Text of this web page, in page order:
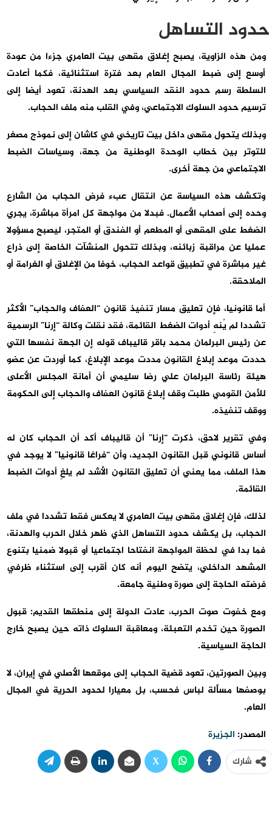
حدود التساهل
ومن هذه الزاوية، يصبح إغلاق مقهى بيت العامري جزءا من عودة
أوسع إلى ضبط المجال العام بعد فترة استثنائية، فكما أعادت
السلطة رسم حدود النقد السياسي بعد الهدنة، تعود أيضا إلى
ترسيم حدود السلوك الاجتماعي، وفي القلب منه ملف الحجاب.
وبذلك يتحول مقهى داخل بيت تاريخي في كاشان إلى نموذج مصغر
للتوتر بين خطاب الوحدة الوطنية من جهة، وسياسات الضبط
الاجتماعي من جهة أخرى.
وتكشف هذه السياسة عن انتقال عبء فرض الحجاب من الشارع
وحده إلى أصحاب الأعمال. فبدلا من مواجهة كل امرأة مباشرة، يجري
الضغط على المقهى أو المطعم أو الفندق أو المتجر، ليصبح مسؤولا
عمليا عن مراقبة زبائنه، وبذلك تتحول المنشآت الخاصة إلى ذراع
غير مباشرة في تطبيق قواعد الحجاب، خوفا من الإغلاق أو الغرامة أو
الملاحقة.
أما قانونيا، فإن تعليق مسار تنفيذ قانون “العفاف والحجاب” الأكثر
تشددا لم يُنهِ أدوات الضغط القائمة، فقد نقلت وكالة “إرنا” الرسمية
عن رئيس البرلمان محمد باقر قاليباف قوله إن الجهة نفسها التي
حددت موعد إبلاغ القانون مددت موعد الإبلاغ، كما أوردت عن عضو
هيئة رئاسة البرلمان علي رضا سليمي أن أمانة المجلس الأعلى
للأمن القومي طلبت وقف إبلاغ قانون العفاف والحجاب إلى الحكومة
ووقف تنفيذه.
وفي تقرير لاحق، ذكرت “إرنا” أن قاليباف أكد أن الحجاب كان له
أساس قانوني قبل القانون الجديد، وأن “فراغا قانونيا” لا يوجد في
هذا الملف، مما يعني أن تعليق القانون الأشد لم يلغِ أدوات الضبط
القائمة.
لذلك، فإن إغلاق مقهى بيت العامري لا يعكس فقط تشددا في ملف
الحجاب، بل يكشف حدود التساهل الذي ظهر خلال الحرب والهدنة،
فما بدا في لحظة المواجهة انفتاحا اجتماعيا أو قبولا ضمنيا بتنوع
المشهد الداخلي، يتضح اليوم أنه كان أقرب إلى استثناء ظرفي
فرضته الحاجة إلى صورة وطنية جامعة.
ومع خفوت صوت الحرب، عادت الدولة إلى منطقها القديم: قبول
الصورة حين تخدم التعبئة، ومعاقبة السلوك ذاته حين يصبح خارج
الحاجة السياسية.
وبين الصورتين، تعود قضية الحجاب إلى موقعها الأصلي في إيران، لا
بوصفها مسألة لباس فحسب، بل معيارا لحدود الحرية في المجال
العام.
المصدر: الجزيرة
شارك